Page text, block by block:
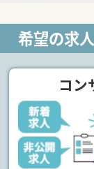
希望の求
コン